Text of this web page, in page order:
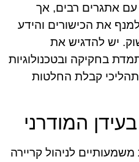
אתגרים רבים, אך
את הכישורים והידע
יש להדגיש את
בחקיקה ובטכנולוגיות
קבלת החלטות
המודרני
משמעותיים לניהול קריירה